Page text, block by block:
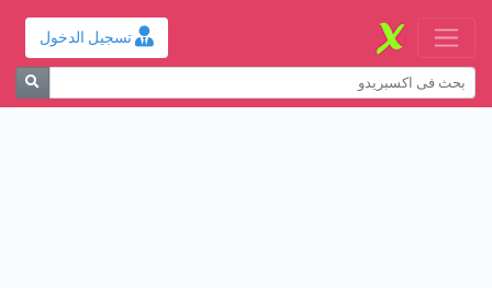
تسجيل الدخول